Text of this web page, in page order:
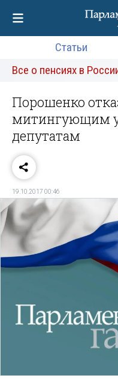
Статьи
Все о пенсиях в
Порошенко
митингующим
депутатам
19.10.2017 00:46